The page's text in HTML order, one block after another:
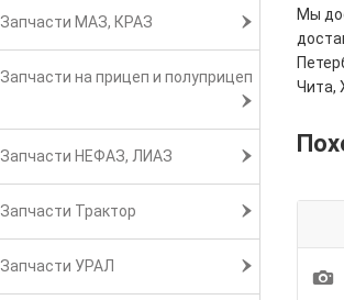
Запчасти МАЗ, КРАЗ
Запчасти на прицеп и полуприцеп
Запчасти НЕФАЗ, ЛИАЗ
Запчасти Трактор
Запчасти УРАЛ
Мы
Чита,
1